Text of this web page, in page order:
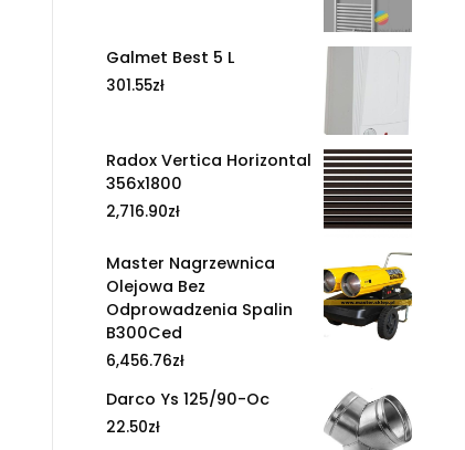
Galmet Best 5 L
301.55zł
Radox Vertica Horizontal
356x1800
2,716.90zł
Master Nagrzewnica
Olejowa Bez
Odprowadzenia Spalin
B300Ced
6,456.76zł
Darco Ys 125/90-Oc
22.50zł